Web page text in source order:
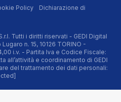
Policy
Dichiarazione di
Tutti i diritti riservati - GEDI Digital
n. 15, 10126 TORINO -
i.v. - Partita Iva e Codice Fiscale:
all’attività e coordinamento di GEDI
del trattamento dei dati personali: